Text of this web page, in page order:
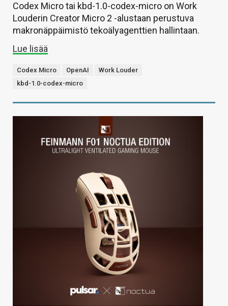
Codex Micro tai kbd-1.0-codex-micro on Work
Louderin Creator Micro 2 -alustaan perustuva
makronäppäimistö tekoälyagenttien hallintaan.
Lue lisää
Codex Micro OpenAI
Work Louder
kbd-1.0-codex-micro